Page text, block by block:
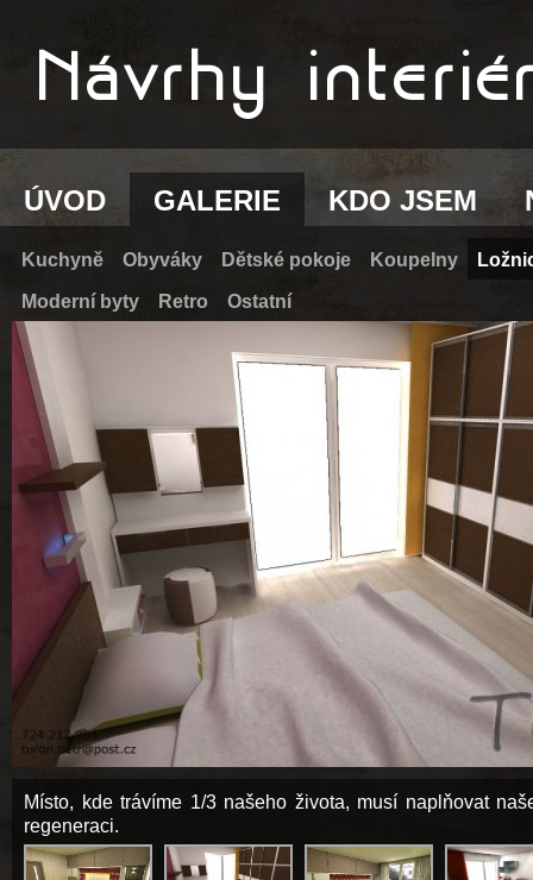
ÚVOD GALERIE KDO JSEM
Kuchyně Obyváky Dětské pokoje Koupelny
Moderní byty Retro Ostatní
Místo, kde trávíme 1/3 našeho života, musí naplňovat
regeneraci.